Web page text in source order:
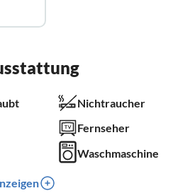
Nichtraucher
Fernseher
Waschmaschine